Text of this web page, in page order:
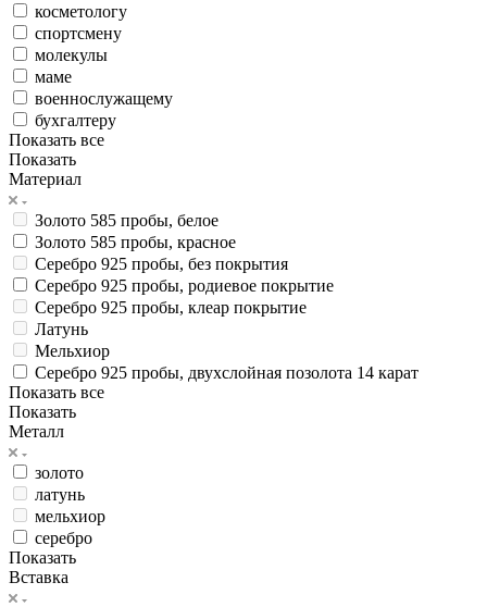
косметологу
спортсмену
молекулы
маме
военнослужащему
бухгалтеру
Показать все
Показать
Материал
Золото 585 пробы, белое
Золото 585 пробы, красное
Серебро 925 пробы, без покрытия
Серебро 925 пробы, родиевое покрытие
Серебро 925 пробы, клеар покрытие
Латунь
Мельхиор
Серебро 925 пробы, двухслойная позолота 14 карат
Показать все
Показать
Металл
золото
латунь
мельхиор
серебро
Показать
Вставка